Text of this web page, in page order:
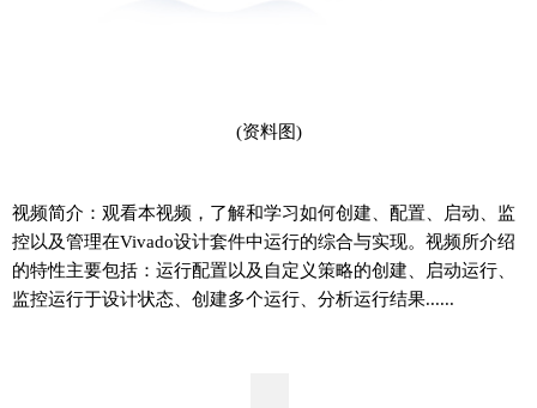
(资料图)
视频简介：观看本视频，了解和学习如何创建、配置、启动、监
控以及管理在Vivado设计套件中运行的综合与实现。视频所介绍
的特性主要包括：运行配置以及自定义策略的创建、启动运行、
监控运行于设计状态、创建多个运行、分析运行结果......